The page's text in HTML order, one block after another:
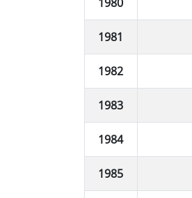
1981
1982
1983
1984
1985